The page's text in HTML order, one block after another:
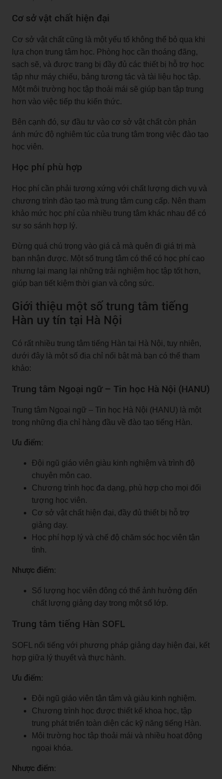
Cơ sở vật chất hiện đại
Cơ sở vật chất cũng là một yếu tố không thể bỏ qua khi
lựa chọn trung tâm học. Phòng học cần thoáng đãng,
sạch sẽ, và được trang bị đầy đủ các thiết bị hỗ trợ học
tập như máy chiếu, bảng tương tác và tài liệu học tập.
Một môi trường học tập thoải mái sẽ giúp bạn tập trung
hơn vào việc tiếp thu kiến thức.
Bên cạnh đó, sự đầu tư vào cơ sở vật chất còn phản
ánh mức độ nghiêm túc của trung tâm trong việc đào tạo
học viên.
Học phí phù hợp
Học phí cần phải tương xứng với chất lượng dịch vụ và
chương trình đào tạo mà trung tâm cung cấp. Nên tham
khảo mức học phí của nhiều trung tâm khác nhau để có
sự so sánh hợp lý.
Đừng quá chú trọng vào giá cả mà quên đi giá trị mà
bạn nhận được. Một số trung tâm có thể có học phí cao
nhưng lại mang lại những trải nghiệm học tập tốt hơn,
giúp bạn tiết kiệm thời gian và công sức.
Giới thiệu một số trung tâm tiếng
Hàn uy tín tại Hà Nội
Có rất nhiều trung tâm tiếng Hàn tại Hà Nội, tuy nhiên,
dưới đây là một số địa chỉ nổi bật mà bạn có thể tham
khảo:
Trung tâm Ngoại ngữ – Tin học Hà Nội (HANU)
Trung tâm Ngoại ngữ – Tin học Hà Nội (HANU) là một
trong những địa chỉ hàng đầu về đào tạo tiếng Hàn.
Ưu điểm:
Đội ngũ giáo viên giàu kinh nghiệm và trình độ
chuyên môn cao.
Chương trình học đa dạng, phù hợp cho mọi đối
tượng học viên.
Cơ sở vật chất hiện đại, đầy đủ thiết bị hỗ trợ
giảng dạy.
Học phí hợp lý và chế độ chăm sóc học viên tận
tình.
Nhược điểm:
Số lượng học viên đông có thể ảnh hưởng đến
chất lượng giảng dạy trong một số lớp.
Trung tâm tiếng Hàn SOFL
SOFL nổi tiếng với phương pháp giảng dạy hiện đại, kết
hợp giữa lý thuyết và thực hành.
Ưu điểm:
Đội ngũ giáo viên tận tâm và giàu kinh nghiệm.
Chương trình học được thiết kế khoa học, tập
trung phát triển toàn diện các kỹ năng tiếng Hàn.
Môi trường học tập thoải mái và nhiều hoạt động
ngoại khóa.
Nhược điểm: